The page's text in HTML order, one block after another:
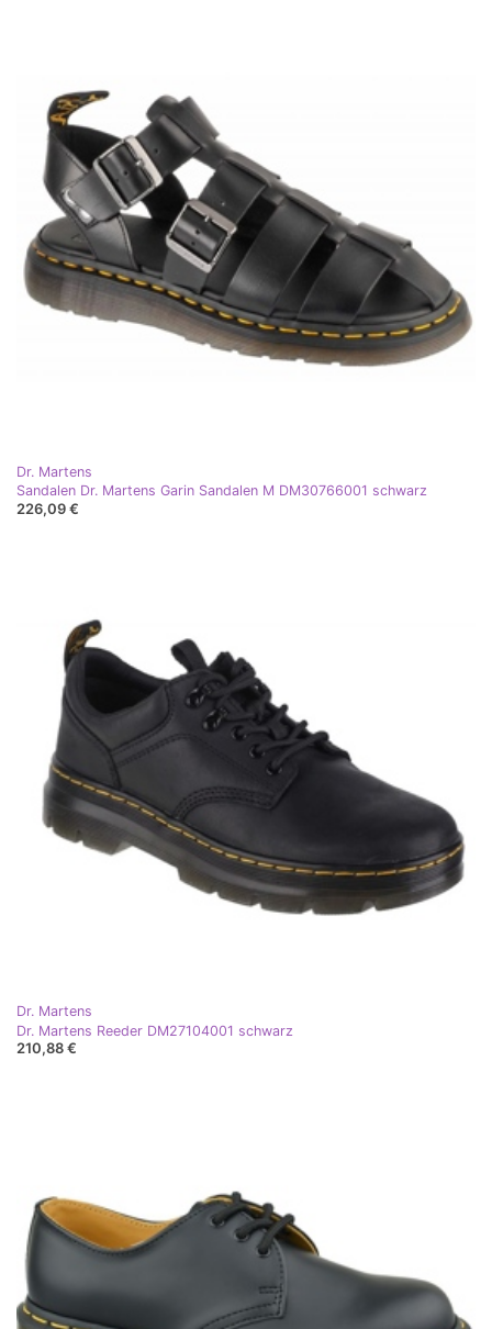
Dr. Martens
Sandalen Dr. Martens Garin Sandalen M DM30766001 schwarz
226,09 €
Dr. Martens
Dr. Martens Reeder DM27104001 schwarz
210,88 €